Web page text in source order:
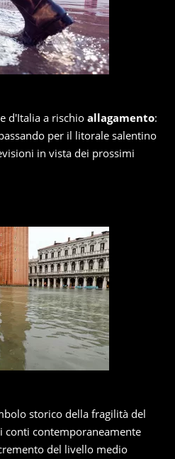
d'Italia a rischio allagamento:
per il litorale salentino
in vista dei prossimi
storico della fragilità del
conti contemporaneamente
del livello medio